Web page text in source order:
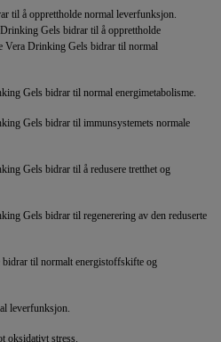
til å opprettholde normal leverfunksjon.
Gels bidrar til å opprettholde
Vera Drinking Gels bidrar til normal
Gels bidrar til normal energimetabolisme.
Gels bidrar til immunsystemets normale
Gels bidrar til å redusere tretthet og
Gels bidrar til regenerering av den reduserte
til normalt energistoffskifte og
leverfunksjon.
oksidativt stress.